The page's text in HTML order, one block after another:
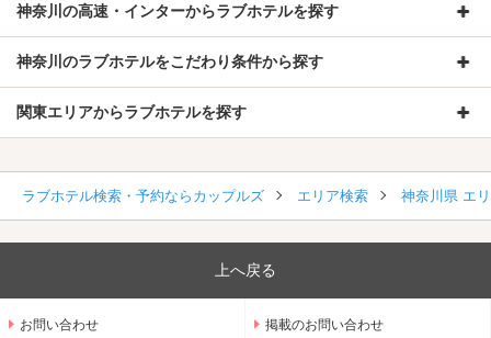
神奈川の高速・インターからラブホテルを探す
神奈川のラブホテルをこだわり条件から探す
関東エリアからラブホテルを探す
ラブホテル検索・予約ならカップルズ エリア検索 神奈川県 エ
上へ戻る
お問い合わせ 掲載のお問い合わせ